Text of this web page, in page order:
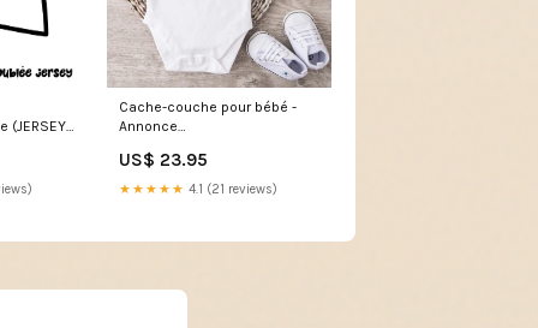
Cache-couche pour bébé -
Annonce
grand frère (Modèle 5) VR
US$ 23.95
★★★★★ 4.1 (21 reviews)